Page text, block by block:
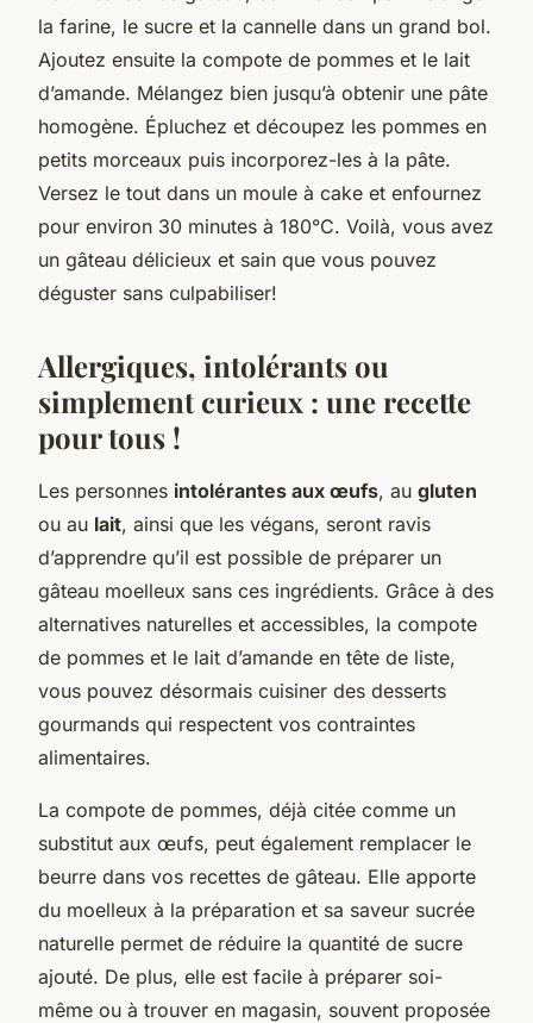
la farine, le sucre et la cannelle dans un grand bol.
Ajoutez ensuite la compote de pommes et le lait
d’amande. Mélangez bien jusqu’à obtenir une pâte
homogène. Épluchez et découpez les pommes en
petits morceaux puis incorporez-les à la pâte.
Versez le tout dans un moule à cake et enfournez
pour environ 30 minutes à 180°C. Voilà, vous avez
un gâteau délicieux et sain que vous pouvez
déguster sans culpabiliser!
Allergiques, intolérants ou
simplement curieux : une recette
pour tous !
Les personnes intolérantes aux œufs, au gluten
ou au lait, ainsi que les végans, seront ravis
d’apprendre qu’il est possible de préparer un
gâteau moelleux sans ces ingrédients. Grâce à des
alternatives naturelles et accessibles, la compote
de pommes et le lait d’amande en tête de liste,
vous pouvez désormais cuisiner des desserts
gourmands qui respectent vos contraintes
alimentaires.
La compote de pommes, déjà citée comme un
substitut aux œufs, peut également remplacer le
beurre dans vos recettes de gâteau. Elle apporte
du moelleux à la préparation et sa saveur sucrée
naturelle permet de réduire la quantité de sucre
ajouté. De plus, elle est facile à préparer soi-
même ou à trouver en magasin, souvent proposée